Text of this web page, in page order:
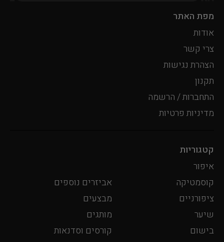
מפת האתר
אודות
צרי קשר
הצהרת נגישות
תקנון
התחברות / הרשמה
מדיניות פרטיות
קטגוריות
איפור
קוסמטיקה
ציפורניים
שיער
בישום
אביזרים נוספים
מבצעים
מותגים
קורסים וסדנאות